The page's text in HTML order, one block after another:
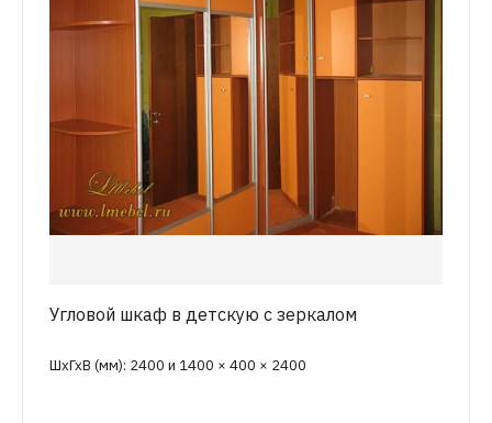
Угловой шкаф в детскую с зеркалом
ШхГхВ (мм): 2400 и 1400 × 400 × 2400